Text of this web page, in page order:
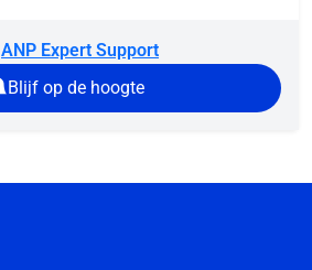
ANP Expert Support
Blijf op de hoogte